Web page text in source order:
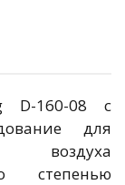
D-160-08 с
для
воздуха
степенью